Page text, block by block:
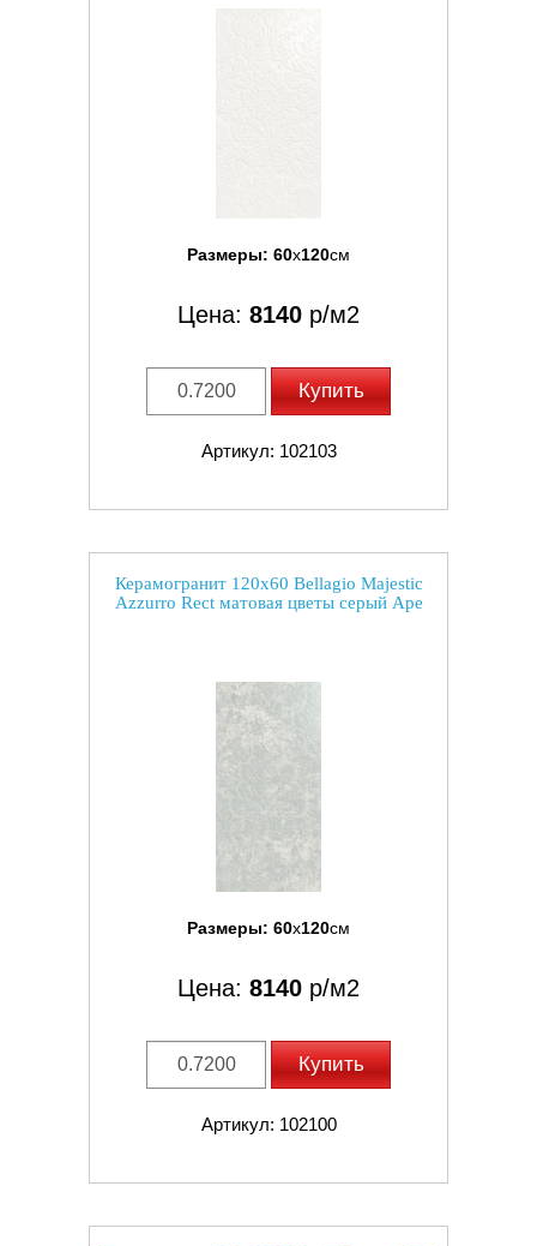
Размеры: 60x120см
Цена: 8140 р/м2
Купить
Артикул: 102103
Керамогранит 120x60 Bellagio Majestic
Azzurro Rect матовая цветы серый Ape
Размеры: 60x120см
Цена: 8140 р/м2
Купить
Артикул: 102100